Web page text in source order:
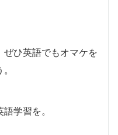
ひ英語でもオマケを
学習を。